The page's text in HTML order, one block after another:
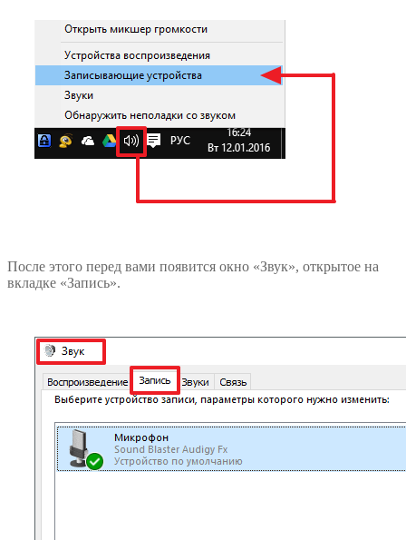
После этого перед вами появится окно «Звук», открытое на
вкладке «Запись».